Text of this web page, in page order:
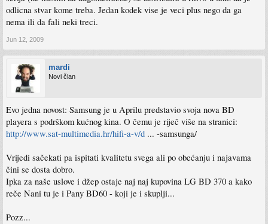
odlicna stvar kome treba. Jedan kodek vise je veci plus nego da ga
nema ili da fali neki treci.
Jun 12, 2009
mardi
Novi član
Evo jedna novost: Samsung je u Aprilu predstavio svoja nova BD
playera s podrškom kućnog kina. O čemu je riječ više na stranici:
http://www.sat-multimedia.hr/hifi-a-v/d ... -samsunga/
Vrijedi sačekati pa ispitati kvalitetu svega ali po obećanju i najavama
čini se dosta dobro.
Ipka za naše uslove i džep ostaje naj naj kupovina LG BD 370 a kako
reče Nani tu je i Pany BD60 - koji je i skuplji...
Pozz...